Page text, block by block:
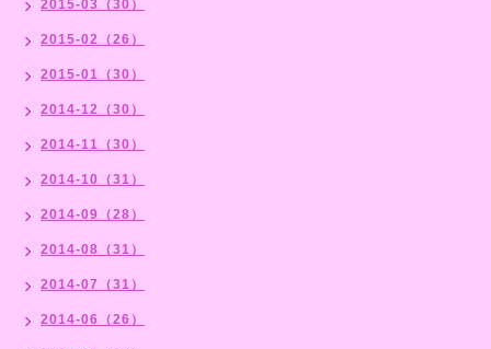
2015-03（30）
2015-02（26）
2015-01（30）
2014-12（30）
2014-11（30）
2014-10（31）
2014-09（28）
2014-08（31）
2014-07（31）
2014-06（26）